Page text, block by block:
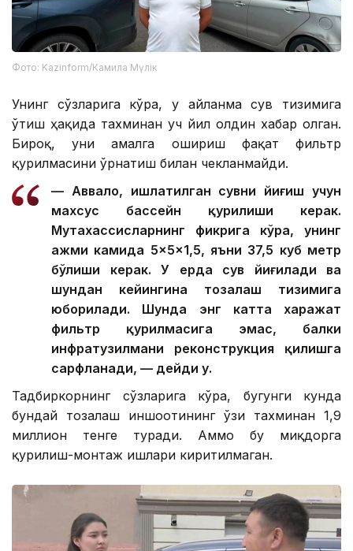
Фото: Kazinform/Камила Мүлік
Унинг сўзларига кўра, у айланма сув тизимига
ўтиш ҳақида тахминан уч йил олдин хабар олган.
Бироқ, уни амалга ошириш фақат фильтр
қурилмасини ўрнатиш билан чекланмайди.
— Аввало, ишлатилган сувни йиғиш учун
махсус бассейн қурилиши керак.
Мутахассисларнинг фикрига кўра, унинг
ҳажми камида 5×5×1,5, яъни 37,5 куб метр
бўлиши керак. У ерда сув йиғилади ва
шундан кейингина тозалаш тизимига
юборилади. Шунда энг катта харажат
фильтр қурилмасига эмас, балки
инфратузилмани реконструкция қилишга
сарфланади, — дейди у.
Тадбиркорнинг сўзларига кўра, бугунги кунда
бундай тозалаш иншоотининг ўзи тахминан 1,9
миллион тенге туради. Аммо бу миқдорга
қурилиш-монтаж ишлари киритилмаган.